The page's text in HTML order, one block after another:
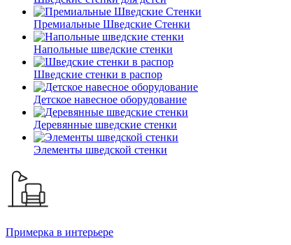
Премиальные Шведские Стенки
Напольные шведские стенки
Шведские стенки в распор
Детское навесное оборудование
Деревянные шведские стенки
Элементы шведской стенки
Примерка в интерьере